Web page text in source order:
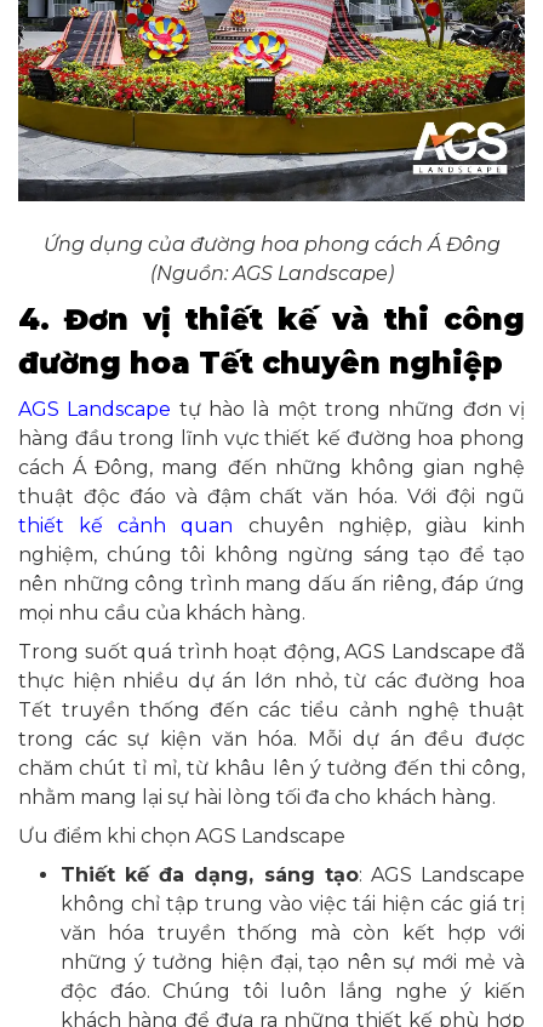
Ứng dụng của đường hoa phong cách Á Đông
(Nguồn: AGS Landscape)
4. Đơn vị thiết kế và thi công
đường hoa Tết chuyên nghiệp
AGS Landscape tự hào là một trong những đơn vị
hàng đầu trong lĩnh vực thiết kế đường hoa phong
cách Á Đông, mang đến những không gian nghệ
thuật độc đáo và đậm chất văn hóa. Với đội ngũ
thiết kế cảnh quan chuyên nghiệp, giàu kinh
nghiệm, chúng tôi không ngừng sáng tạo để tạo
nên những công trình mang dấu ấn riêng, đáp ứng
mọi nhu cầu của khách hàng.
Trong suốt quá trình hoạt động, AGS Landscape đã
thực hiện nhiều dự án lớn nhỏ, từ các đường hoa
Tết truyền thống đến các tiểu cảnh nghệ thuật
trong các sự kiện văn hóa. Mỗi dự án đều được
chăm chút tỉ mỉ, từ khâu lên ý tưởng đến thi công,
nhằm mang lại sự hài lòng tối đa cho khách hàng.
Ưu điểm khi chọn AGS Landscape
Thiết kế đa dạng, sáng tạo: AGS Landscape
không chỉ tập trung vào việc tái hiện các giá trị
văn hóa truyền thống mà còn kết hợp với
những ý tưởng hiện đại, tạo nên sự mới mẻ và
độc đáo. Chúng tôi luôn lắng nghe ý kiến
khách hàng để đưa ra những thiết kế phù hợp